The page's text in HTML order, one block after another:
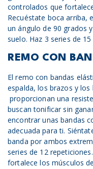
controlados que
Recuéstate boca arriba,
un ángulo de 90 grados
suelo. Haz 3 series de
REMO CON
El remo con bandas
espalda, los brazos y
proporcionan una
buscan tonificar sin
encontrar unas bandas
adecuada para ti.
banda por ambos
series de 12
fortalece los músculos